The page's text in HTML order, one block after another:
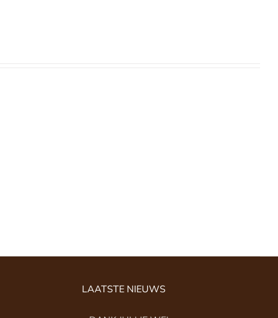
LAATSTE NIEUWS